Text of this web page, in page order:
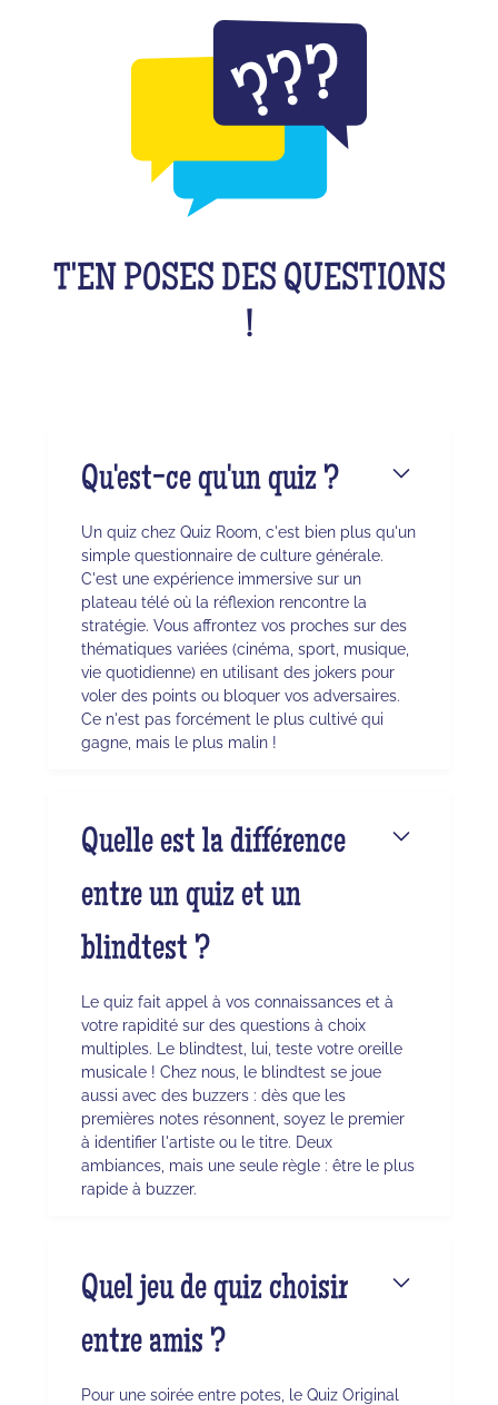
T'EN POSES DES QUESTIONS
!
Qu'est-ce qu'un quiz ?
Un quiz chez Quiz Room, c'est bien plus qu'un
simple questionnaire de culture générale.
C'est une expérience immersive sur un
plateau télé où la réflexion rencontre la
stratégie. Vous affrontez vos proches sur des
thématiques variées (cinéma, sport, musique,
vie quotidienne) en utilisant des jokers pour
voler des points ou bloquer vos adversaires.
Ce n'est pas forcément le plus cultivé qui
gagne, mais le plus malin !
Quelle est la différence
entre un quiz et un
blindtest ?
Le quiz fait appel à vos connaissances et à
votre rapidité sur des questions à choix
multiples. Le blindtest, lui, teste votre oreille
musicale ! Chez nous, le blindtest se joue
aussi avec des buzzers : dès que les
premières notes résonnent, soyez le premier
à identifier l'artiste ou le titre. Deux
ambiances, mais une seule règle : être le plus
rapide à buzzer.
Quel jeu de quiz choisir
entre amis ?
Pour une soirée entre potes, le Quiz Original